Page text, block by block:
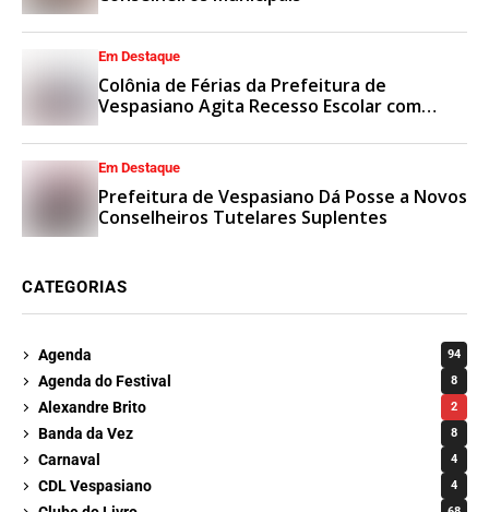
Em Destaque
Colônia de Férias da Prefeitura de
Vespasiano Agita Recesso Escolar com
Em Destaque
Prefeitura de Vespasiano Dá Posse a Novos
Conselheiros Tutelares Suplentes
CATEGORIAS
Agenda 94
Agenda do Festival 8
Alexandre Brito 2
Banda da Vez 8
Carnaval 4
CDL Vespasiano 4